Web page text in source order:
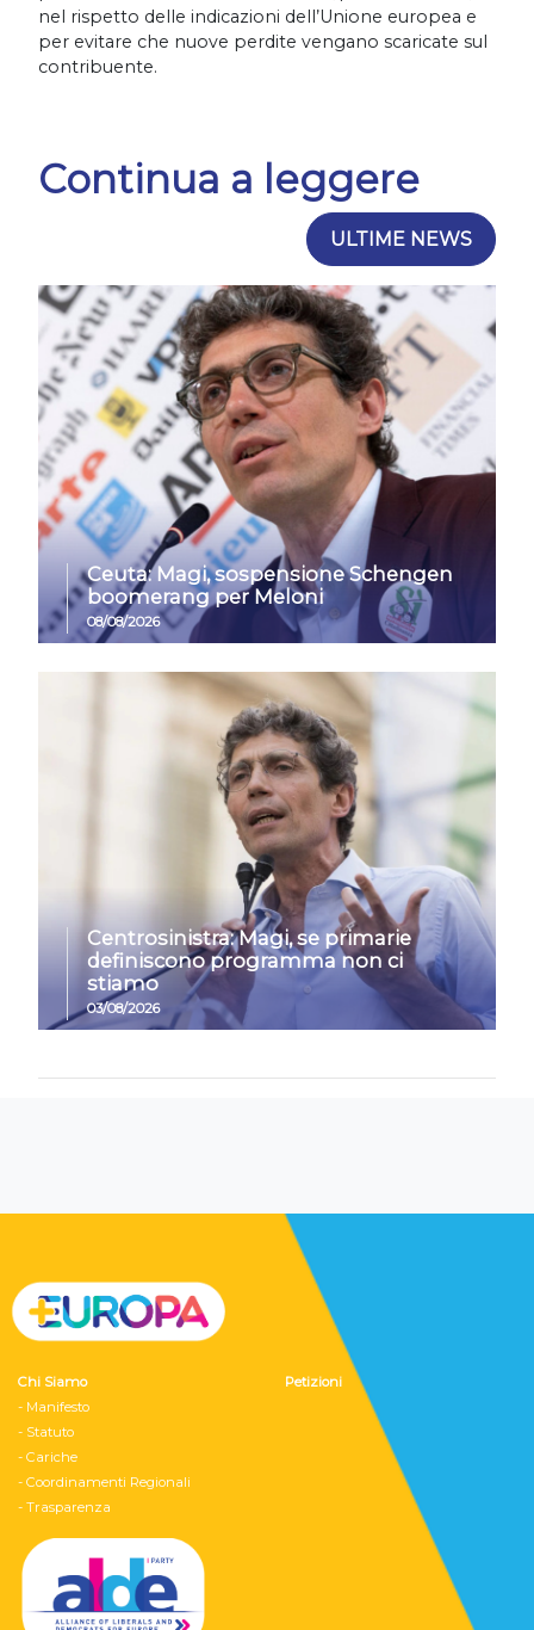
nel rispetto delle indicazioni dell’Unione europea e
per evitare che nuove perdite vengano scaricate sul
contribuente.
Continua a leggere
ULTIME NEWS
Ceuta: Magi, sospensione Schengen
boomerang per Meloni
08/08/2026
Centrosinistra: Magi, se primarie
definiscono programma non ci
stiamo
03/08/2026
Chi Siamo
- Manifesto
- Statuto
- Cariche
- Coordinamenti Regionali
- Trasparenza
Petizioni